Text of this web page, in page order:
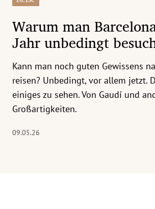
Untermenü
Untermenü
Untermenü
Warum man
Jahr unbedingt
Kann man noch guten Gewissens
reisen? Unbedingt, vor allem jetzt.
einiges zu sehen. Von Gaudí und
Großartigkeiten.
09.05.26